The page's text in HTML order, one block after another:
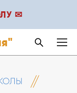
✉